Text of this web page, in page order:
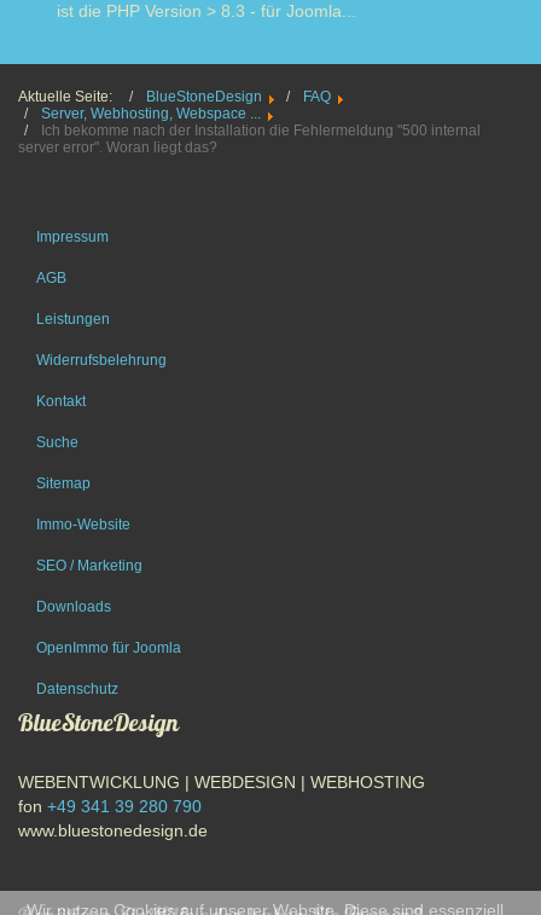
ist die PHP Version > 8.3 - für Joomla...
Aktuelle Seite: BlueStoneDesign
FAQ
Server, Webhosting, Webspace ...
Ich bekomme nach der Installation die Fehlermeldung "500 internal
server error". Woran liegt das?
Impressum
AGB
Leistungen
Widerrufsbelehrung
Kontakt
Suche
Sitemap
Immo-Website
SEO / Marketing
Downloads
OpenImmo für Joomla
Datenschutz
BlueStoneDesign
WEBENTWICKLUNG | WEBDESIGN | WEBHOSTING
fon +49 341 39 280 790
www.bluestonedesign.de
Wir nutzen Cookies auf unserer Website. Diese sind essenziell